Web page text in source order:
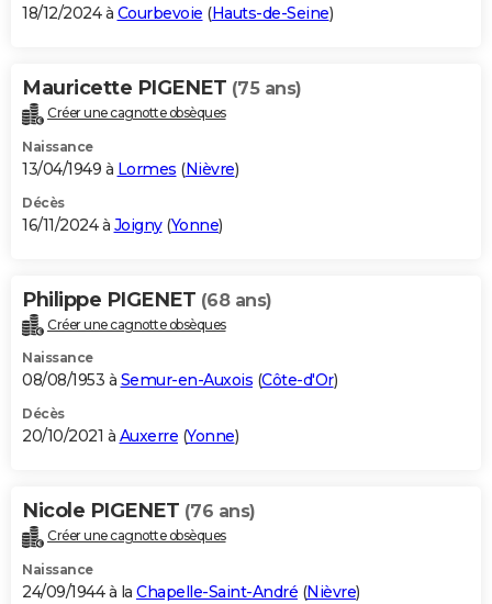
18/12/2024 à Courbevoie (Hauts-de-Seine)
Mauricette PIGENET (75 ans)
Créer une cagnotte obsèques
Naissance
13/04/1949 à Lormes (Nièvre)
Décès
16/11/2024 à Joigny(Yonne)
Philippe PIGENET (68 ans)
Créer une cagnotte obsèques
Naissance
08/08/1953 à Semur-en-Auxois (Côte-d'Or)
Décès
20/10/2021 à Auxerre (Yonne)
Nicole PIGENET (76 ans)
Créer une cagnotte obsèques
Naissance
24/09/1944 à la Chapelle-Saint-André (Nièvre)